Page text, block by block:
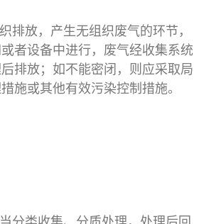
排放，产生无组织废气的环节，
者设备中进行，废气经收集系统
排放；如不能密闭，则应采取局
施或其他有效污染控制措施。